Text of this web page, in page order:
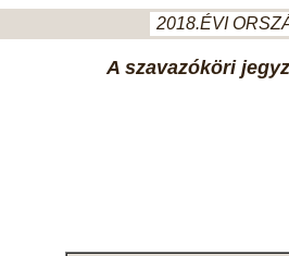
2018.ÉVI
A szavazóköri